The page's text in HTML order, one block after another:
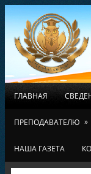
ГЛАВНАЯ
ПРЕПОДАВАТЕЛЮ »
НАША ГАЗЕТА